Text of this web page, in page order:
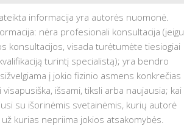
informacija yra autorės nuomonė.
nėra profesionali konsultacija (jeigu
konsultacijos, visada turėtumėte tiesiogiai
turintį specialistą); yra bendro
į jokio fizinio asmens konkrečias
išsami, tiksli arba naujausia; kai
su išorinėmis svetainėmis, kurių autorė
kurias nepriima jokios atsakomybės.